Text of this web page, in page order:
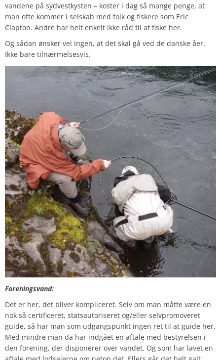
vandene på sydvestkysten – koster i dag så mange penge, at
man ofte kommer i selskab med folk og fiskere som Eric
Clapton. Andre har helt enkelt ikke råd til at fiske her.
Og sådan ønsker vel ingen, at det skal gå ved de danske åer.
Ikke bare tilnærmelsesvis.
Foreningsvand:
Det er her, det bliver kompliceret. Selv om man måtte være en
nok så certificeret, statsautoriseret og/eller selvpromoveret
guide, så har man som udgangspunkt ingen ret til at guide her.
Med mindre man da har indgået en aftale med bestyrelsen i
den forening, der disponerer over vandet. Og som har lavet en